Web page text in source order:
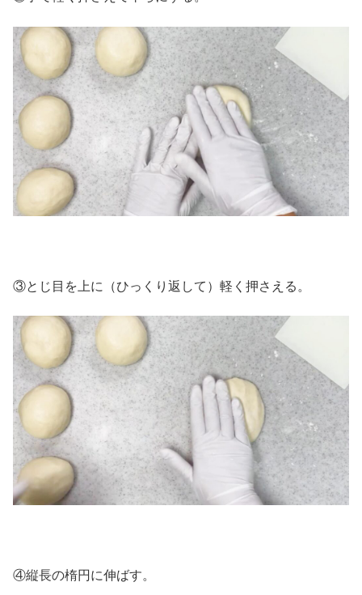
③とじ目を上に（ひっくり返して）軽く押さえる。
④縦長の楕円に伸ばす。